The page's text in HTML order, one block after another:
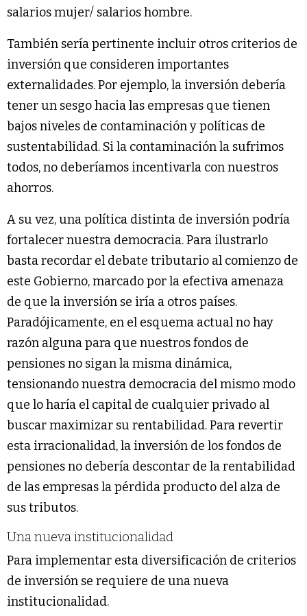
salarios mujer/ salarios hombre.
También sería pertinente incluir otros criterios de
inversión que consideren importantes
externalidades. Por ejemplo, la inversión debería
tener un sesgo hacia las empresas que tienen
bajos niveles de contaminación y políticas de
sustentabilidad. Si la contaminación la sufrimos
todos, no deberíamos incentivarla con nuestros
ahorros.
A su vez, una política distinta de inversión podría
fortalecer nuestra democracia. Para ilustrarlo
basta recordar el debate tributario al comienzo de
este Gobierno, marcado por la efectiva amenaza
de que la inversión se iría a otros países.
Paradójicamente, en el esquema actual no hay
razón alguna para que nuestros fondos de
pensiones no sigan la misma dinámica,
tensionando nuestra democracia del mismo modo
que lo haría el capital de cualquier privado al
buscar maximizar su rentabilidad. Para revertir
esta irracionalidad, la inversión de los fondos de
pensiones no debería descontar de la rentabilidad
de las empresas la pérdida producto del alza de
sus tributos.
Una nueva institucionalidad
Para implementar esta diversificación de criterios
de inversión se requiere de una nueva
institucionalidad.